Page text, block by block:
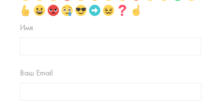
Имя
Ваш Email